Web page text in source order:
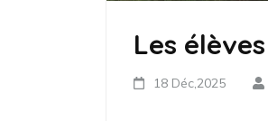
Les
18 Déc,2025